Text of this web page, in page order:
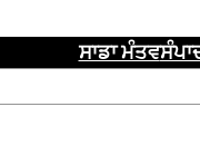
ਸਾਡਾ ਮੰਤਵ